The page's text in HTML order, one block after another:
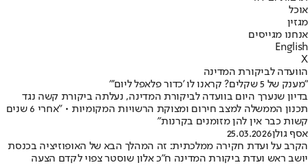
אוכל
מגזין
אנחנו מגייסים
English
X
הוועדה לביקורת המדינה
"מענק של 5 שקלים? קראנו לו 'כדור פלאפל ליום'"
בדיון שנערך היום בוועדה לביקורת המדינה, נעלתה ביקורת קשה נגד
תכנון הממשלה למצב חירום ומצוקת הרשויות המקומיות • "אחרי 6 שנים
קשות כבר אין להן מזומנים בקרנות"
אסף גולן25.03.2026
הקרב על ועדת חקירה ממלכתית: זה המהלך הבא של האופוזיציה בכנסת
יושב ראש ועדת ביקורת המדינה ח"כ אלון שוסטר צפוי לקדם הצעה